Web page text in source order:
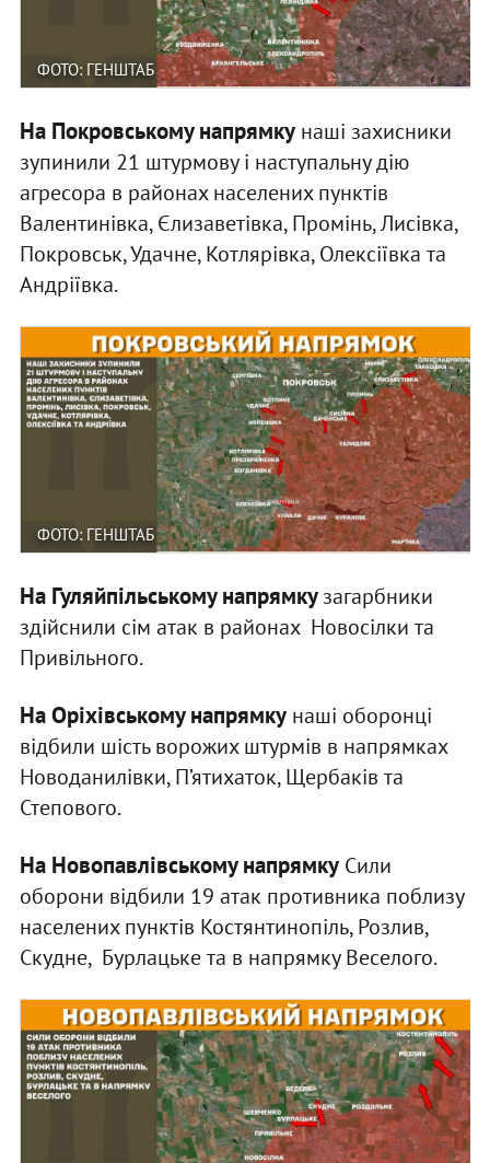
ФОТО: ГЕНШТАБ
На Покровському напрямкунаші захисники
зупинили 21 штурмову і наступальну дію
агресора в районах населених пунктів
Валентинівка, Єлизаветівка, Промінь, Лисівка,
Покровськ, Удачне, Котлярівка, Олексіївка та
Андріївка.
ФОТО: ГЕНШТАБ
На Гуляйпільському напрямкузагарбники
здійснили сім атак в районах Новосілки та
Привільного.
На Оріхівському напрямкунаші оборонці
відбили шість ворожих штурмів в напрямках
Новоданилівки, П’ятихаток, Щербаків та
Степового.
На Новопавлівському напрямкуСили
оборони відбили 19 атак противника поблизу
населених пунктів Костянтинопіль, Розлив,
Скудне, Бурлацьке та в напрямку Веселого.